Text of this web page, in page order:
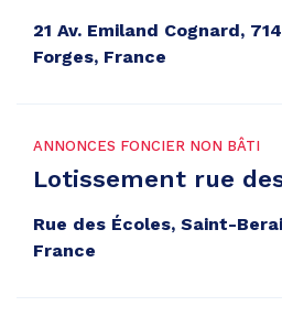
21 Av. Emiland Cognard,
Forges, France
ANNONCES FONCIER NON BÂTI
Lotissement rue
Rue des Écoles, Saint-
France